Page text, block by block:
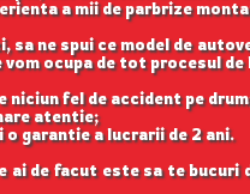
a mii de parbrize
sa ne spui ce model de
ocupa de tot procesul de
niciun fel de accident pe
atentie;
garantie a lucrarii de 2 ani.
de facut este sa te